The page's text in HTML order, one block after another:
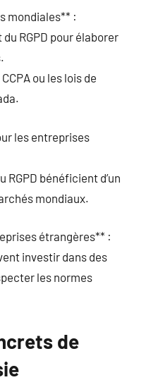
mondiales** :
RGPD pour élaborer
ou les lois de
les entreprises
bénéficient d’un
mondiaux.
étrangères** :
investir dans des
les normes
de